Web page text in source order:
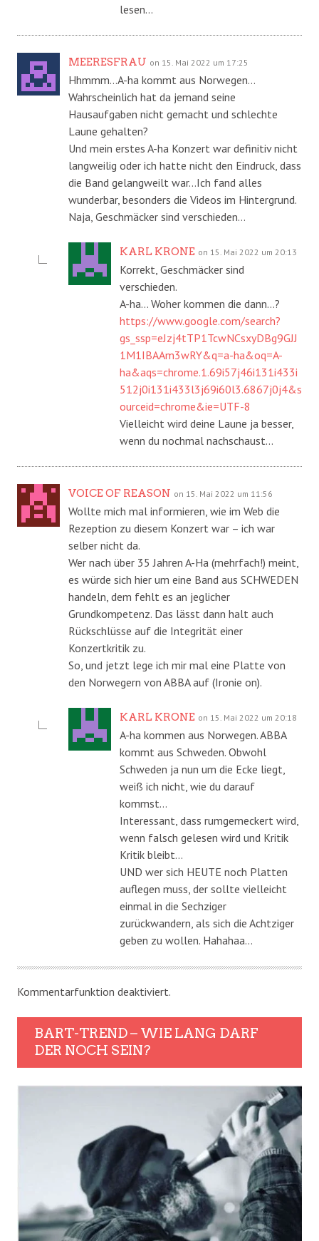
lesen…
MEERESFRAU on 15. Mai 2022 um 17:25
Hhmmm…A-ha kommt aus Norwegen…
Wahrscheinlich hat da jemand seine
Hausaufgaben nicht gemacht und schlechte
Laune gehalten?
Und mein erstes A-ha Konzert war definitiv nicht
langweilig oder ich hatte nicht den Eindruck, dass
die Band gelangweilt war…Ich fand alles
wunderbar, besonders die Videos im Hintergrund.
Naja, Geschmäcker sind verschieden…
KARL KRONE on 15. Mai 2022 um 20:13
Korrekt, Geschmäcker sind
verschieden.
A-ha… Woher kommen die dann…?
https://www.google.com/search?
gs_ssp=eJzj4tTP1TcwNCsxyDBg9GJJ
1M1IBAAm3wRY&q=a-ha&oq=A-
ha&aqs=chrome.1.69i57j46i131i433i
512j0i131i433l3j69i60l3.6867j0j4&s
ourceid=chrome&ie=UTF-8
Vielleicht wird deine Laune ja besser,
wenn du nochmal nachschaust…
VOICE OF REASON on 15. Mai 2022 um 11:56
Wollte mich mal informieren, wie im Web die
Rezeption zu diesem Konzert war – ich war
selber nicht da.
Wer nach über 35 Jahren A-Ha (mehrfach!) meint,
es würde sich hier um eine Band aus SCHWEDEN
handeln, dem fehlt es an jeglicher
Grundkompetenz. Das lässt dann halt auch
Rückschlüsse auf die Integrität einer
Konzertkritik zu.
So, und jetzt lege ich mir mal eine Platte von
den Norwegern von ABBA auf (Ironie on).
KARL KRONE on 15. Mai 2022 um 20:18
A-ha kommen aus Norwegen. ABBA
kommt aus Schweden. Obwohl
Schweden ja nun um die Ecke liegt,
weiß ich nicht, wie du darauf
kommst…
Interessant, dass rumgemeckert wird,
wenn falsch gelesen wird und Kritik
Kritik bleibt…
UND wer sich HEUTE noch Platten
auflegen muss, der sollte vielleicht
einmal in die Sechziger
zurückwandern, als sich die Achtziger
geben zu wollen. Hahahaa…
Kommentarfunktion deaktiviert.
BART-TREND – WIE LANG DARF
DER NOCH SEIN?